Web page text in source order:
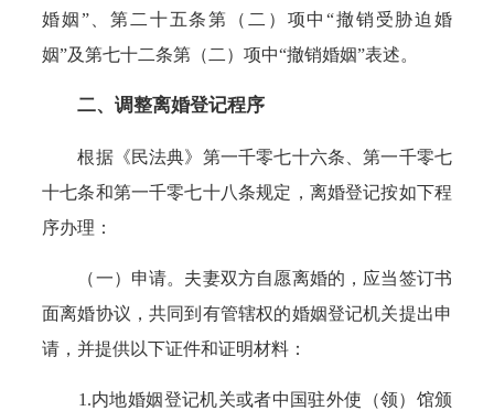
婚姻”、第二十五条第（二）项中“撤销受胁迫婚
姻”及第七十二条第（二）项中“撤销婚姻”表述。
二、调整离婚登记程序
根据《民法典》第一千零七十六条、第一千零七
十七条和第一千零七十八条规定，离婚登记按如下程
序办理：
（一）申请。夫妻双方自愿离婚的，应当签订书
面离婚协议，共同到有管辖权的婚姻登记机关提出申
请，并提供以下证件和证明材料：
1.内地婚姻登记机关或者中国驻外使（领）馆颁